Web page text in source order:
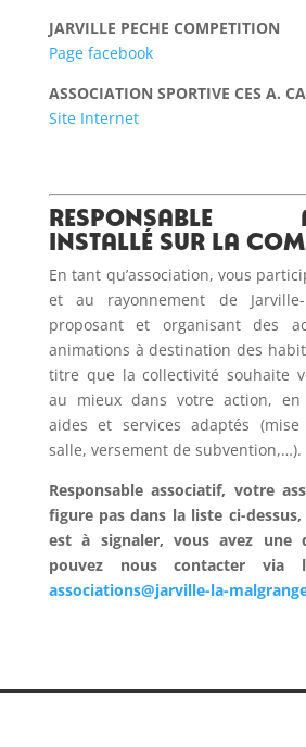
JARVILLE PECHE COMPETITION
Page facebook
ASSOCIATION SPORTIVE CES A.
Site Internet
Responsable
installé sur la
En tant qu’association, vous
et au rayonnement de Jarville-
proposant et organisant des
animations à destination des
titre que la collectivité souhaite
au mieux dans votre action, en
aides et services adaptés
salle, versement de subvention,…).
Responsable associatif, votre
figure pas dans la liste ci-
est à signaler, vous avez une
pouvez nous contacter via
associations@jarville-la-